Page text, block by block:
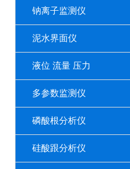
钠离子监测仪
泥水界面仪
液位 流量 压力
多参数监测仪
磷酸根分析仪
硅酸跟分析仪